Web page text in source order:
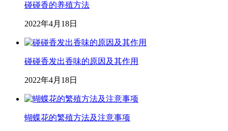
碰碰香的养殖方法
2022年4月18日
碰碰香发出香味的原因及其作用
2022年4月18日
蝴蝶花的繁殖方法及注意事项